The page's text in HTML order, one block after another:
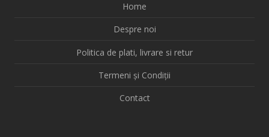
Home
Despre noi
Politica de plati, livrare si retur
Termeni și Condiții
Contact